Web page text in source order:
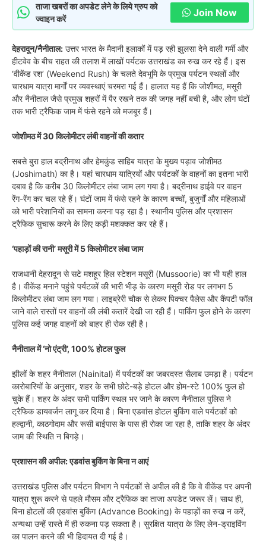
ताजा खबरों का अपडेट लेने के लिये ग्रुप को
ज्वाइन करें
Join Now
देहरादून/नैनीताल: उत्तर भारत के मैदानी इलाकों में पड़ रही झुलसा देने वाली गर्मी और
हीटवेव के बीच राहत की तलाश में लाखों पर्यटक उत्तराखंड का रुख कर रहे हैं। इस
‘वीकेंड रश’ (Weekend Rush) के चलते देवभूमि के प्रमुख पर्यटन स्थलों और
चारधाम यात्रा मार्गों पर व्यवस्थाएं चरमरा गई हैं। हालात यह हैं कि जोशीमठ, मसूरी
और नैनीताल जैसे प्रमुख शहरों में पैर रखने तक की जगह नहीं बची है, और लोग घंटों
तक भारी ट्रैफिक जाम में फंसे रहने को मजबूर हैं।
जोशीमठ में 30 किलोमीटर लंबी वाहनों की कतार
सबसे बुरा हाल बद्रीनाथ और हेमकुंड साहिब यात्रा के मुख्य पड़ाव जोशीमठ
(Joshimath) का है। यहां चारधाम यात्रियों और पर्यटकों के वाहनों का इतना भारी
दबाव है कि करीब 30 किलोमीटर लंबा जाम लग गया है। बद्रीनाथ हाईवे पर वाहन
रेंग-रेंग कर चल रहे हैं। घंटों जाम में फंसे रहने के कारण बच्चों, बुजुर्गों और महिलाओं
को भारी परेशानियों का सामना करना पड़ रहा है। स्थानीय पुलिस और प्रशासन
ट्रैफिक सुचारू करने के लिए कड़ी मशक्कत कर रहे हैं।
‘पहाड़ों की रानी’ मसूरी में 5 किलोमीटर लंबा जाम
राजधानी देहरादून से सटे मशहूर हिल स्टेशन मसूरी (Mussoorie) का भी यही हाल
है। वीकेंड मनाने पहुंचे पर्यटकों की भारी भीड़ के कारण मसूरी रोड पर लगभग 5
किलोमीटर लंबा जाम लग गया। लाइब्रेरी चौक से लेकर पिक्चर पैलेस और कैंपटी फॉल
जाने वाले रास्तों पर वाहनों की लंबी कतारें देखी जा रही हैं। पार्किंग फुल होने के कारण
पुलिस कई जगह वाहनों को बाहर ही रोक रही है।
नैनीताल में ‘नो एंट्री’, 100% होटल फुल
झीलों के शहर नैनीताल (Nainital) में पर्यटकों का जबरदस्त सैलाब उमड़ा है। पर्यटन
कारोबारियों के अनुसार, शहर के सभी छोटे-बड़े होटल और होम-स्टे 100% फुल हो
चुके हैं। शहर के अंदर सभी पार्किंग स्थल भर जाने के कारण नैनीताल पुलिस ने
ट्रैफिक डायवर्जन लागू कर दिया है। बिना एडवांस होटल बुकिंग वाले पर्यटकों को
हल्द्वानी, काठगोदाम और रूसी बाईपास के पास ही रोका जा रहा है, ताकि शहर के अंदर
जाम की स्थिति न बिगड़े।
प्रशासन की अपील: एडवांस बुकिंग के बिना न आएं
उत्तराखंड पुलिस और पर्यटन विभाग ने पर्यटकों से अपील की है कि वे वीकेंड पर अपनी
यात्रा शुरू करने से पहले मौसम और ट्रैफिक का ताजा अपडेट जरूर लें। साथ ही,
बिना होटलों की एडवांस बुकिंग (Advance Booking) के पहाड़ों का रुख न करें,
अन्यथा उन्हें रास्ते में ही रुकना पड़ सकता है। सुरक्षित यात्रा के लिए लेन-ड्राइविंग
का पालन करने की भी हिदायत दी गई है।